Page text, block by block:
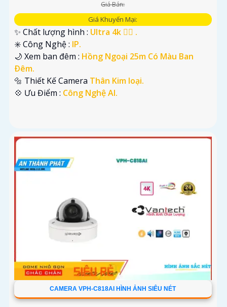
Giá Bán:
Giá Khuyến Mại:
✨ Chất lượng hình : Ultra 4k 👍🏾 .
✳️ Công Nghệ : IP.
🌙 Xem ban đêm : Hồng Ngoại 25m Có Màu Ban
Ðêm.
🔩 Thiết Kế Camera Thân Kim loại.
️💠 Ưu Điểm : Công Nghệ AI.
CAMERA VPH-C818AI HÌNH ẢNH SIÊU NÉT